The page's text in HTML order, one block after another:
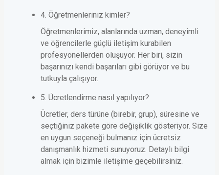
4. Öğretmenleriniz kimler?
Öğretmenlerimiz, alanlarında uzman, deneyimli
ve öğrencilerle güçlü iletişim kurabilen
profesyonellerden oluşuyor. Her biri, sizin
başarınızı kendi başarıları gibi görüyor ve bu
tutkuyla çalışıyor.
5. Ücretlendirme nasıl yapılıyor?
Ücretler, ders türüne (birebir, grup), süresine ve
seçtiğiniz pakete göre değişiklik gösteriyor. Size
en uygun seçeneği bulmanız için ücretsiz
danışmanlık hizmeti sunuyoruz. Detaylı bilgi
almak için bizimle iletişime geçebilirsiniz.